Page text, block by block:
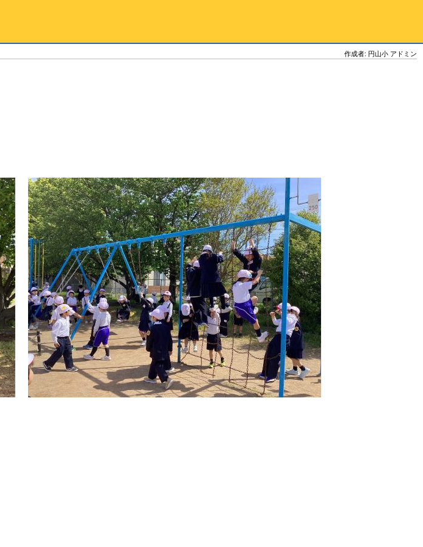
作成者: 円山小 アドミン